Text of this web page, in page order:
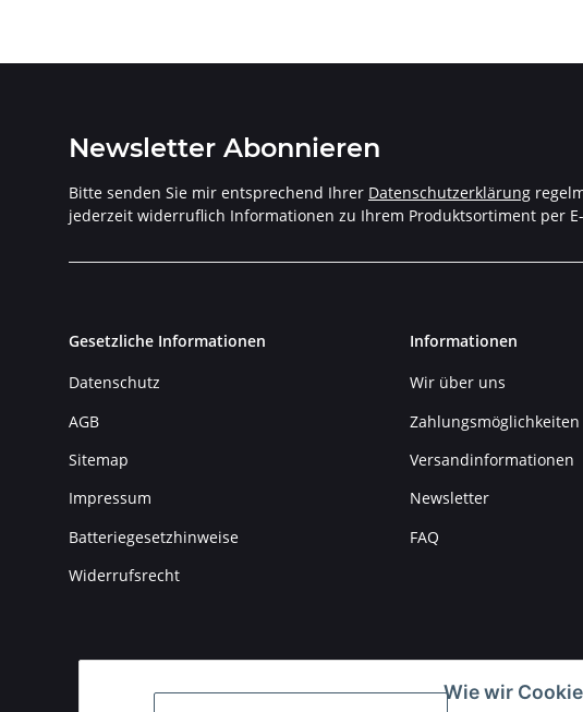
Wie wir
Newsletter Abonnieren
Bitte senden Sie mir entsprechend Ihrer Datenschutzerklärung
jederzeit widerruflich Informationen zu Ihrem Produktsortiment per
Gesetzliche Informationen
Datenschutz
AGB
Sitemap
Impressum
Batteriegesetzhinweise
Widerrufsrecht
Informationen
Wir über uns
Zahlungsmöglichkeiten
Versandinformationen
Newsletter
FAQ